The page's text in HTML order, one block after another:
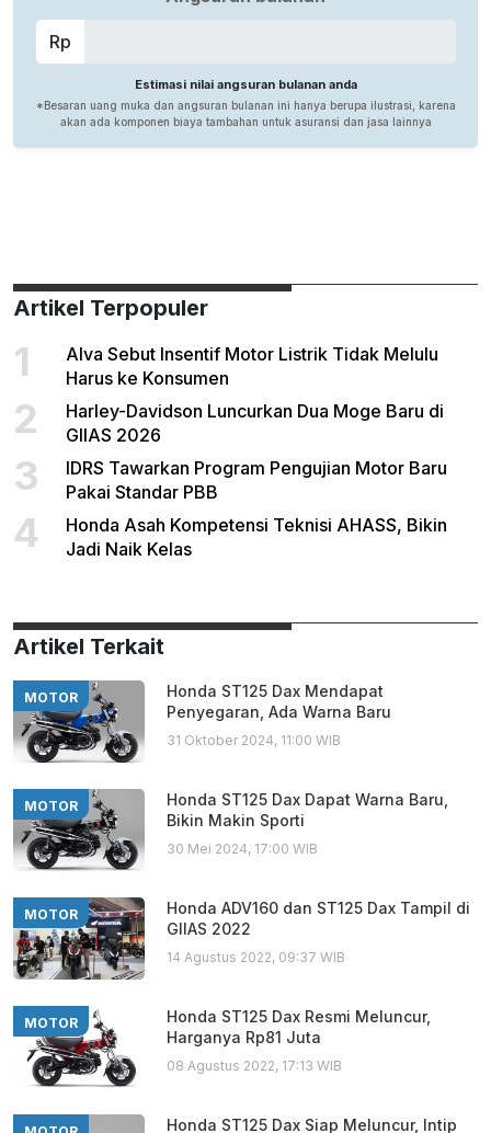
Artikel Terpopuler
1
Alva Sebut Insentif Motor Listrik Tidak Melulu
Harus ke Konsumen
2
Harley-Davidson Luncurkan Dua Moge Baru di
GIIAS 2026
3
IDRS Tawarkan Program Pengujian Motor Baru
Pakai Standar PBB
4
Honda Asah Kompetensi Teknisi AHASS, Bikin
Jadi Naik Kelas
Artikel Terkait
MOTOR
Honda ST125 Dax Mendapat
Penyegaran, Ada Warna Baru
31 Oktober 2024, 11:00 WIB
MOTOR
Honda ST125 Dax Dapat Warna Baru,
Bikin Makin Sporti
30 Mei 2024, 17:00 WIB
MOTOR
Honda ADV160 dan ST125 Dax Tampil di
GIIAS 2022
14 Agustus 2022, 09:37 WIB
MOTOR
Honda ST125 Dax Resmi Meluncur,
Harganya Rp81 Juta
08 Agustus 2022, 17:13 WIB
Honda ST125 Dax Siap Meluncur, Intip